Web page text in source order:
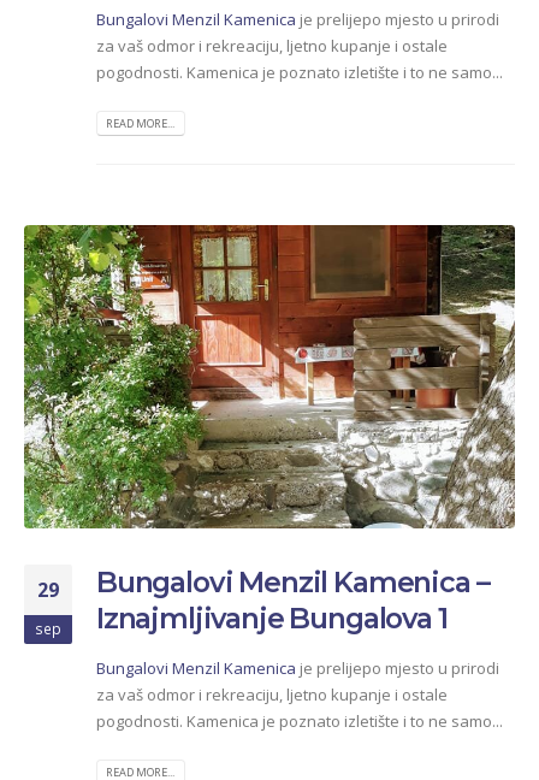
Bungalovi Menzil Kamenica je prelijepo mjesto u prirodi
za vaš odmor i rekreaciju, ljetno kupanje i ostale
pogodnosti. Kamenica je poznato izletište i to ne samo...
READ MORE...
29
sep
Bungalovi Menzil Kamenica –
Iznajmljivanje Bungalova 1
Bungalovi Menzil Kamenica je prelijepo mjesto u prirodi
za vaš odmor i rekreaciju, ljetno kupanje i ostale
pogodnosti. Kamenica je poznato izletište i to ne samo...
READ MORE...